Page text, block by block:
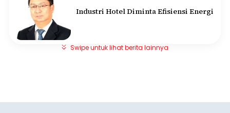
Industri Hotel Diminta Efisiensi Energi
Swipe untuk lihat berita lainnya